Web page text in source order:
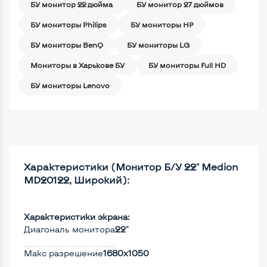
БУ монитор 22 дюйма БУ монитор 27 дюймов
БУ мониторы Philips БУ мониторы HP
БУ мониторы BenQ БУ мониторы LG
Мониторы в Харькове БУ БУ мониторы Full HD
БУ мониторы Lenovo
Характеристики (Монитор Б/У 22" Medion
MD20122, Широкий):
Характеристики экрана:
Диагональ монитора22"
Макс разрешение1680x1050